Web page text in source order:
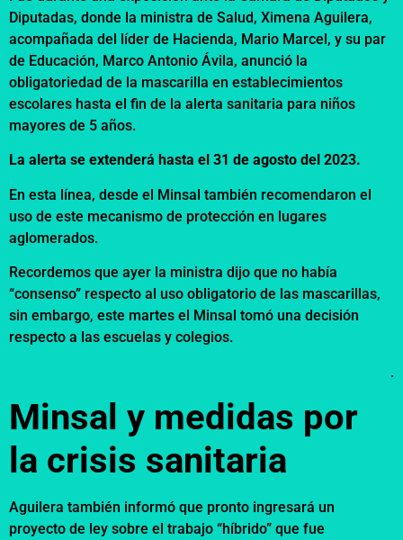
Diputadas, donde la ministra de Salud, Ximena Aguilera,
acompañada del líder de Hacienda, Mario Marcel, y su par
de Educación, Marco Antonio Ávila, anunció la
obligatoriedad de la mascarilla en establecimientos
escolares hasta el fin de la alerta sanitaria para niños
mayores de 5 años.
La alerta se extenderá hasta el 31 de agosto del 2023.
En esta línea, desde el Minsal también recomendaron el
uso de este mecanismo de protección en lugares
aglomerados.
Recordemos que ayer la ministra dijo que no había
“consenso” respecto al uso obligatorio de las mascarillas,
sin embargo, este martes el Minsal tomó una decisión
respecto a las escuelas y colegios.
.
Minsal y medidas por
la crisis sanitaria
Aguilera también informó que pronto ingresará un
proyecto de ley sobre el trabajo “híbrido” que fue